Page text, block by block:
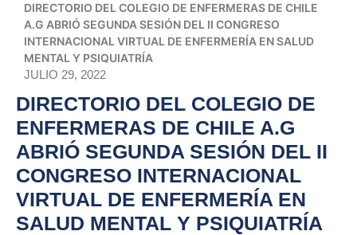
DIRECTORIO DEL COLEGIO DE ENFERMERAS DE CHILE
A.G ABRIÓ SEGUNDA SESIÓN DEL II CONGRESO
INTERNACIONAL VIRTUAL DE ENFERMERÍA EN SALUD
MENTAL Y PSIQUIATRÍA
JULIO 29, 2022
DIRECTORIO DEL COLEGIO DE
ENFERMERAS DE CHILE A.G
ABRIÓ SEGUNDA SESIÓN DEL II
CONGRESO INTERNACIONAL
VIRTUAL DE ENFERMERÍA EN
SALUD MENTAL Y PSIQUIATRÍA